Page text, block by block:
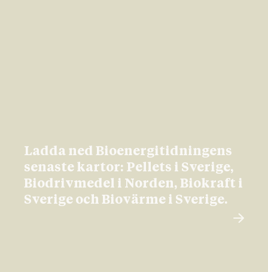
Ladda ned Bioenergitidningens
senaste kartor: Pellets i Sverige,
Biodrivmedel i Norden, Biokraft i
Sverige och Biovärme i Sverige.